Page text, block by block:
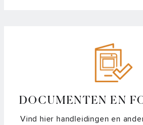
DOCUMENTEN EN
Vind hier handleidingen en